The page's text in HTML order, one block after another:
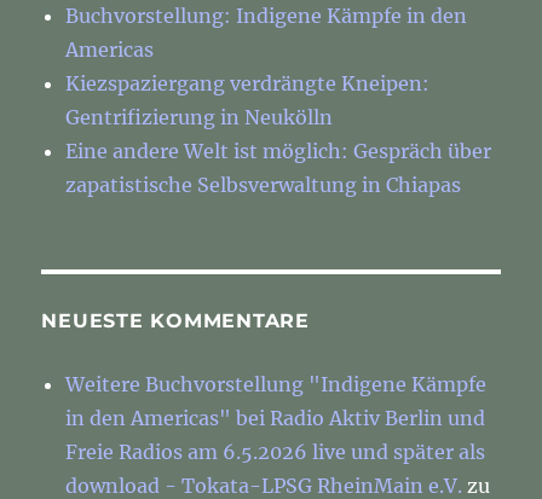
Buchvorstellung: Indigene Kämpfe in den
Americas
Kiezspaziergang verdrängte Kneipen:
Gentrifizierung in Neukölln
Eine andere Welt ist möglich: Gespräch über
zapatistische Selbsverwaltung in Chiapas
NEUESTE KOMMENTARE
Weitere Buchvorstellung "Indigene Kämpfe
in den Americas" bei Radio Aktiv Berlin und
Freie Radios am 6.5.2026 live und später als
download - Tokata-LPSG RheinMain e.V. zu